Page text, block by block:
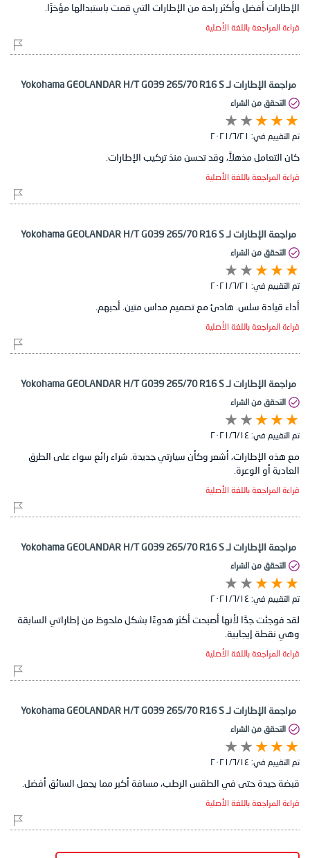
الإطارات أفضل وأكثر راحة من الإطارات التي قمت باستبدالها مؤخرًا.
قراءة المراجعة باللغة الأصلية
مراجعة الإطارات لـ Yokohama GEOLANDAR H/T G039 265/70 R16 S
التحقق من الشراء
تم التقييم في: ٢١‏/٦‏/٢٠٢١
كان التعامل مذهلاً، وقد تحسن منذ تركيب الإطارات.
قراءة المراجعة باللغة الأصلية
مراجعة الإطارات لـ Yokohama GEOLANDAR H/T G039 265/70 R16 S
التحقق من الشراء
تم التقييم في: ٢١‏/٦‏/٢٠٢١
أداء قيادة سلس. هادئ مع تصميم مداس متين. أحبهم.
قراءة المراجعة باللغة الأصلية
مراجعة الإطارات لـ Yokohama GEOLANDAR H/T G039 265/70 R16 S
التحقق من الشراء
تم التقييم في: ١٤‏/٦‏/٢٠٢١
مع هذه الإطارات، أشعر وكأن سيارتي جديدة. شراء رائع سواء على الطرق
العادية أو الوعرة.
قراءة المراجعة باللغة الأصلية
مراجعة الإطارات لـ Yokohama GEOLANDAR H/T G039 265/70 R16 S
التحقق من الشراء
تم التقييم في: ١٤‏/٦‏/٢٠٢١
لقد فوجئت جدًا لأنها أصبحت أكثر هدوءًا بشكل ملحوظ من إطاراتي السابقة
وهي نقطة إيجابية.
قراءة المراجعة باللغة الأصلية
مراجعة الإطارات لـ Yokohama GEOLANDAR H/T G039 265/70 R16 S
التحقق من الشراء
تم التقييم في: ١٤‏/٦‏/٢٠٢١
قبضة جيدة حتى في الطقس الرطب، مسافة أكبر مما يجعل السائق أفضل.
قراءة المراجعة باللغة الأصلية